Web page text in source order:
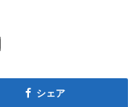
シェア